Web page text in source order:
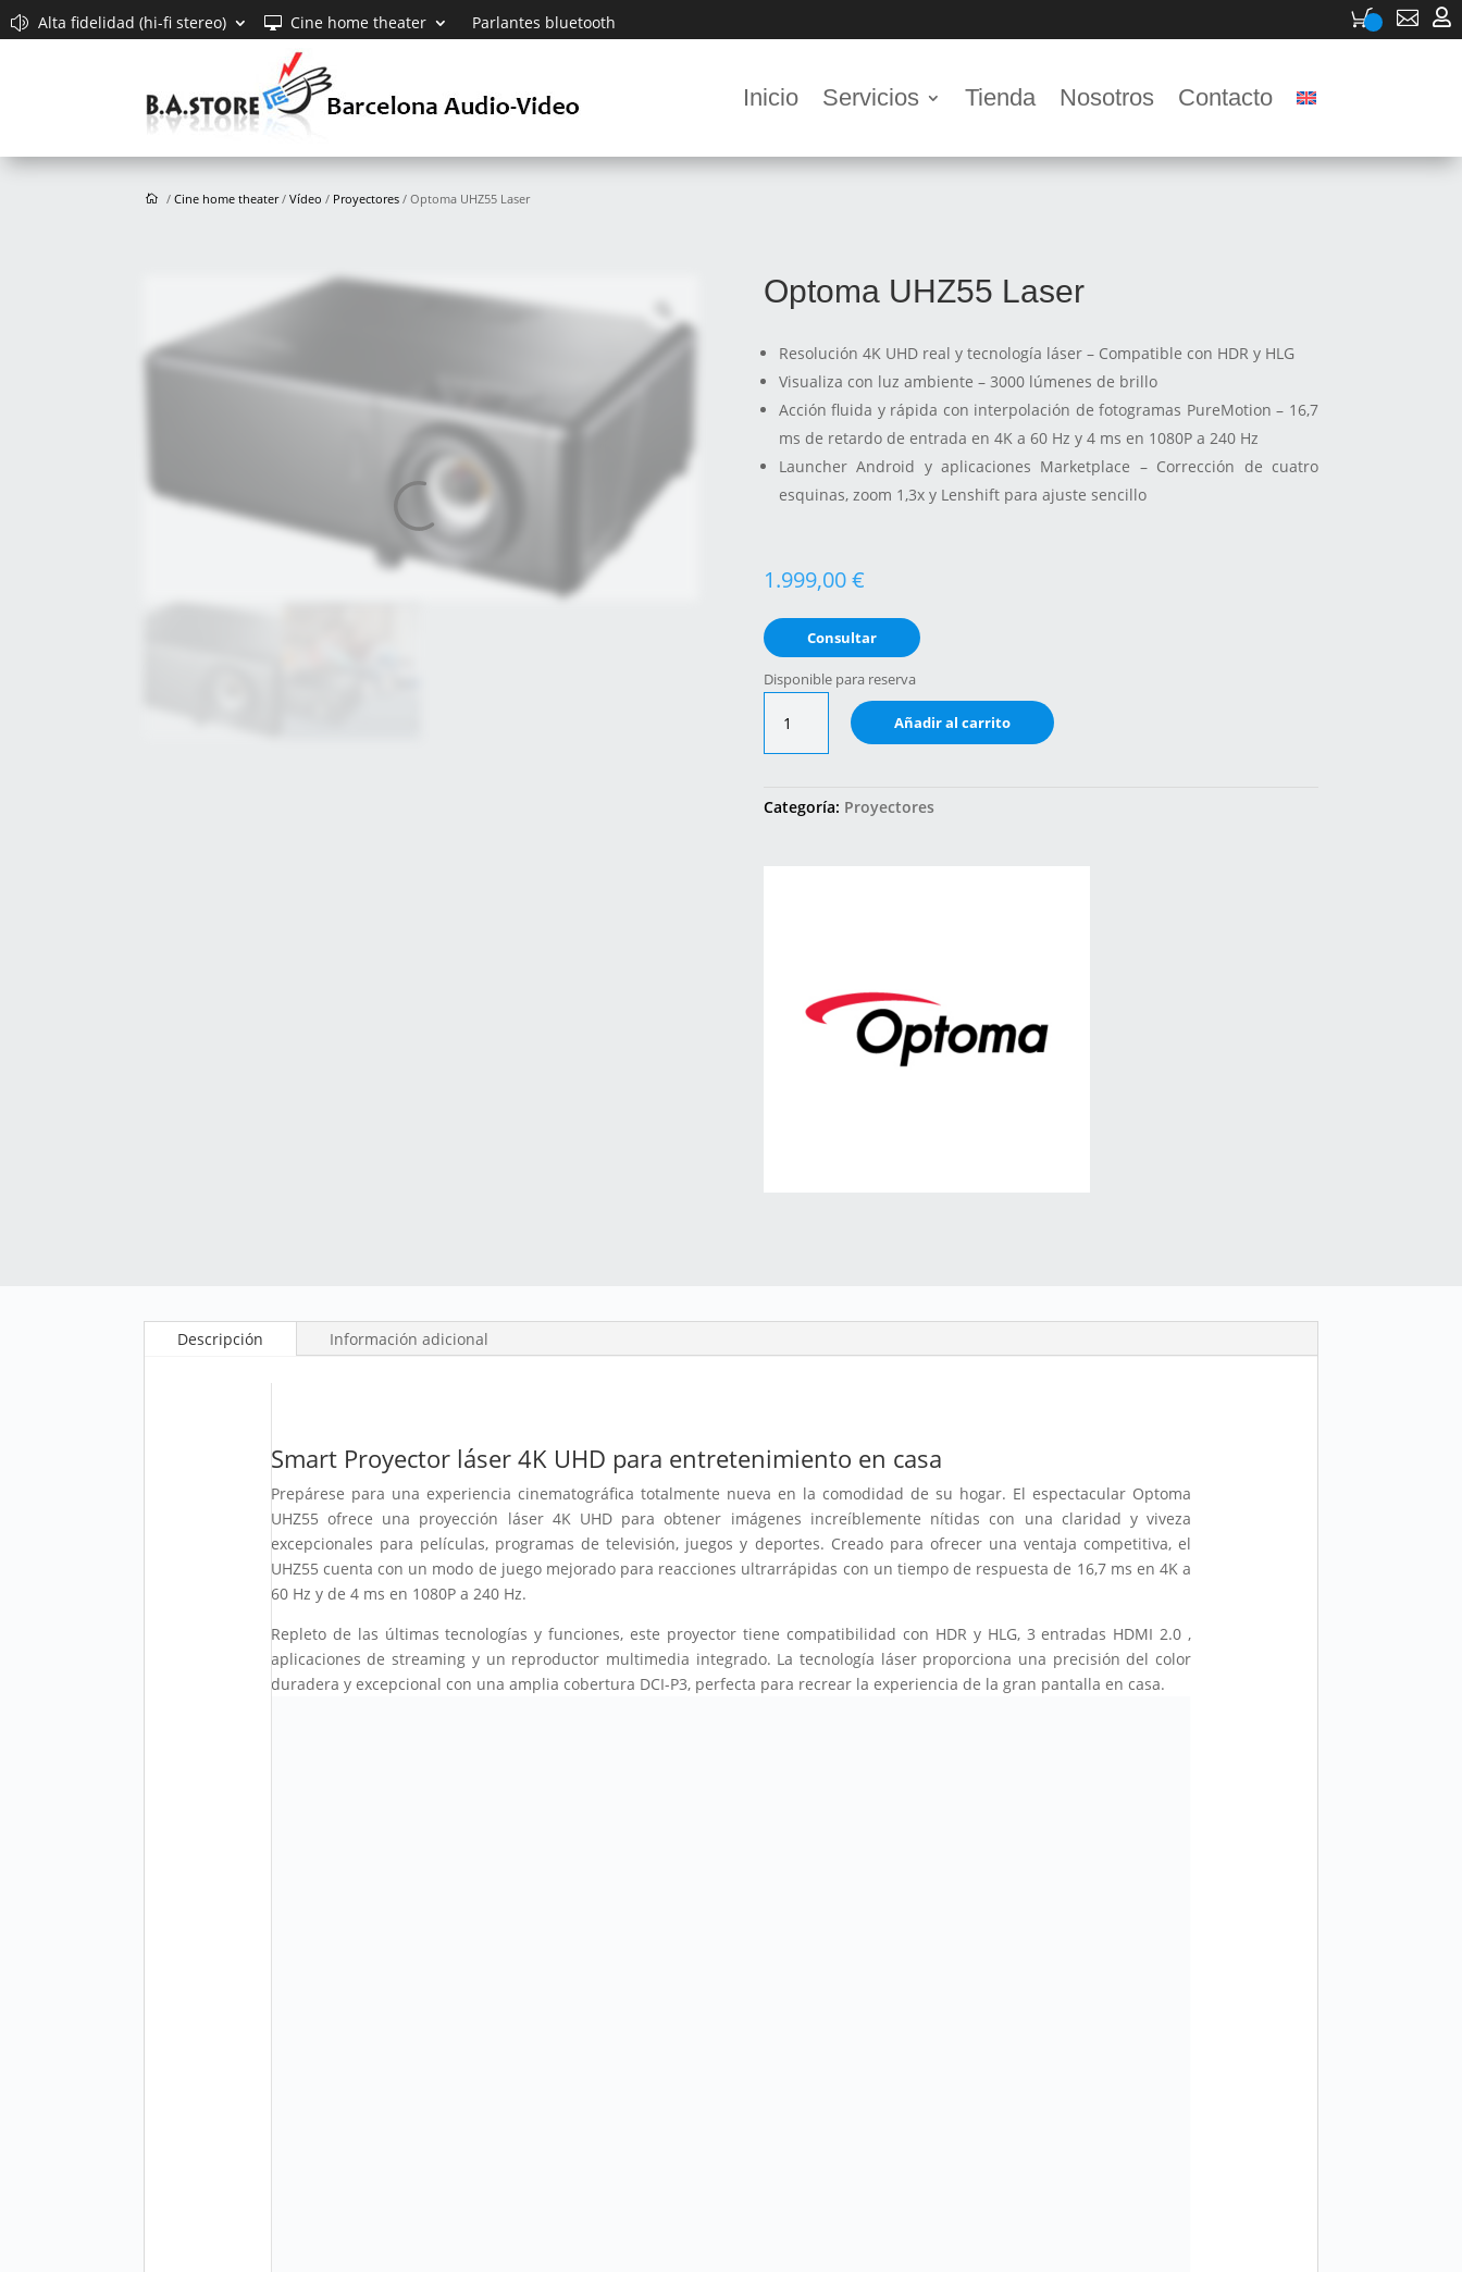
Alta fidelidad (hi-fi stereo) Cine home theater Parlantes bluetooth  
Inicio Servicios Tienda Nosotros Contacto
/Cine home theater/Vídeo / Proyectores / Optoma UHZ55 Laser
Optoma UHZ55 Laser
Resolución 4K UHD real y tecnología láser – Compatible con HDR y HLG
Visualiza con luz ambiente – 3000 lúmenes de brillo
Acción fluida y rápida con interpolación de fotogramas PureMotion – 16,7
ms de retardo de entrada en 4K a 60 Hz y 4 ms en 1080P a 240 Hz
Launcher Android y aplicaciones Marketplace – Corrección de cuatro
esquinas, zoom 1,3x y Lenshift para ajuste sencillo
1.999,00€
Consultar
Disponible para reserva
UHZ55
Laser
Añadir al carrito
Categoría: Proyectores
Descripción Información adicional
Smart Proyector láser 4K UHD para entretenimiento en casa
Prepárese para una experiencia cinematográfica totalmente nueva en la comodidad de su hogar. El espectacular Optoma
UHZ55 ofrece una proyección láser 4K UHD para obtener imágenes increíblemente nítidas con una claridad y viveza
excepcionales para películas, programas de televisión, juegos y deportes. Creado para ofrecer una ventaja competitiva, el
UHZ55 cuenta con un modo de juego mejorado para reacciones ultrarrápidas con un tiempo de respuesta de 16,7 ms en 4K a
60 Hz y de 4 ms en 1080P a 240 Hz.
Repleto de las últimas tecnologías y funciones, este proyector tiene compatibilidad con HDR y HLG, 3 entradas HDMI 2.0 ,
aplicaciones de streaming y un reproductor multimedia integrado. La tecnología láser proporciona una precisión del color
duradera y excepcional con una amplia cobertura DCI-P3, perfecta para recrear la experiencia de la gran pantalla en casa.